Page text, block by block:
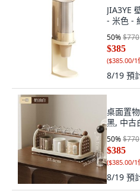
JIA3YE
- 米色 -
50%$770
$385
($385.00/1
8/19 預
桌面置
黑, 中古
50%$770
$385
($385.00/1
8/19 預